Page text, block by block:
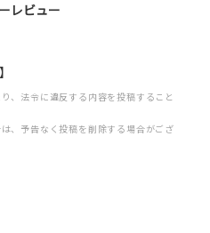
レビュー
、法令に違反する内容を投稿すること
、予告なく投稿を削除する場合がござ